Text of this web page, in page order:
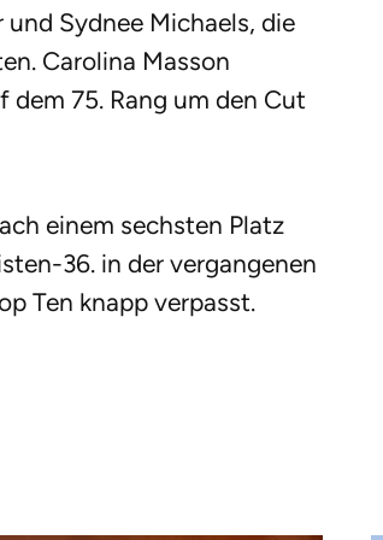
Sydnee Michaels, die
Carolina Masson
dem 75. Rang um den Cut
einem sechsten Platz
36. in der vergangenen
Ten knapp verpasst.